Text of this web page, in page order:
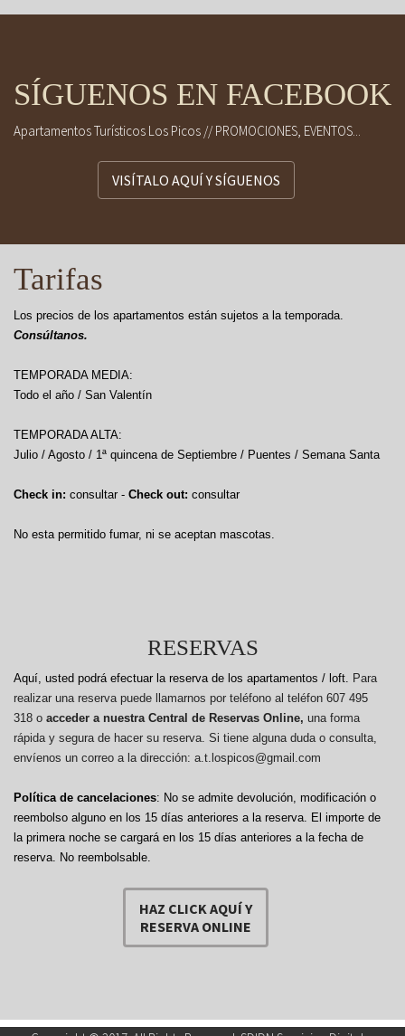
SÍGUENOS EN FACEBOOK
Apartamentos Turísticos Los Picos // PROMOCIONES, EVENTOS...
VISÍTALO AQUÍ Y SÍGUENOS
Tarifas
Los precios de los apartamentos están sujetos a la temporada.
Consúltanos.
TEMPORADA MEDIA:
Todo el año / San Valentín
TEMPORADA ALTA:
Julio / Agosto / 1ª quincena de Septiembre / Puentes / Semana Santa
Check in: consultar - Check out: consultar
No esta permitido fumar, ni se aceptan mascotas.
RESERVAS
Aquí, usted podrá efectuar la reserva de los apartamentos / loft. Para
realizar una reserva puede llamarnos por teléfono al teléfon 607 495
318 o acceder a nuestra Central de Reservas Online, una forma
rápida y segura de hacer su reserva. Si tiene alguna duda o consulta,
envíenos un correo a la dirección: a.t.lospicos@gmail.com
Política de cancelaciones: No se admite devolución, modificación o
reembolso alguno en los 15 días anteriores a la reserva. El importe de
la primera noche se cargará en los 15 días anteriores a la fecha de
reserva. No reembolsable.
HAZ CLICK AQUÍ Y
RESERVA ONLINE